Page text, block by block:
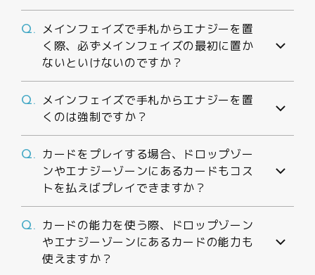
Q. メインフェイズで手札からエナジーを置
く際、必ずメインフェイズの最初に置か
ないといけないのですか？
Q. メインフェイズで手札からエナジーを置
くのは強制ですか？
Q. カードをプレイする場合、ドロップゾー
ンやエナジーゾーンにあるカードもコス
トを払えばプレイできますか？
Q. カードの能力を使う際、ドロップゾーン
やエナジーゾーンにあるカードの能力も
使えますか？